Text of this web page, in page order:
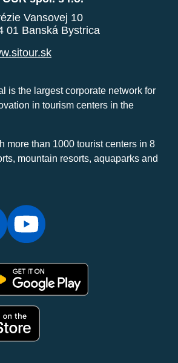
Vansovej 10
01 Banská Bystrica
is the largest corporate network for
in tourism centers in the
more than 1000 tourist centers in 8
mountain resorts, aquaparks and